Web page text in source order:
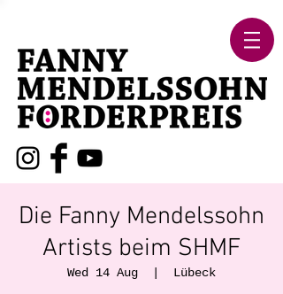
Die Fanny Mendelssohn
Artists beim SHMF
Wed 14 Aug Lübeck